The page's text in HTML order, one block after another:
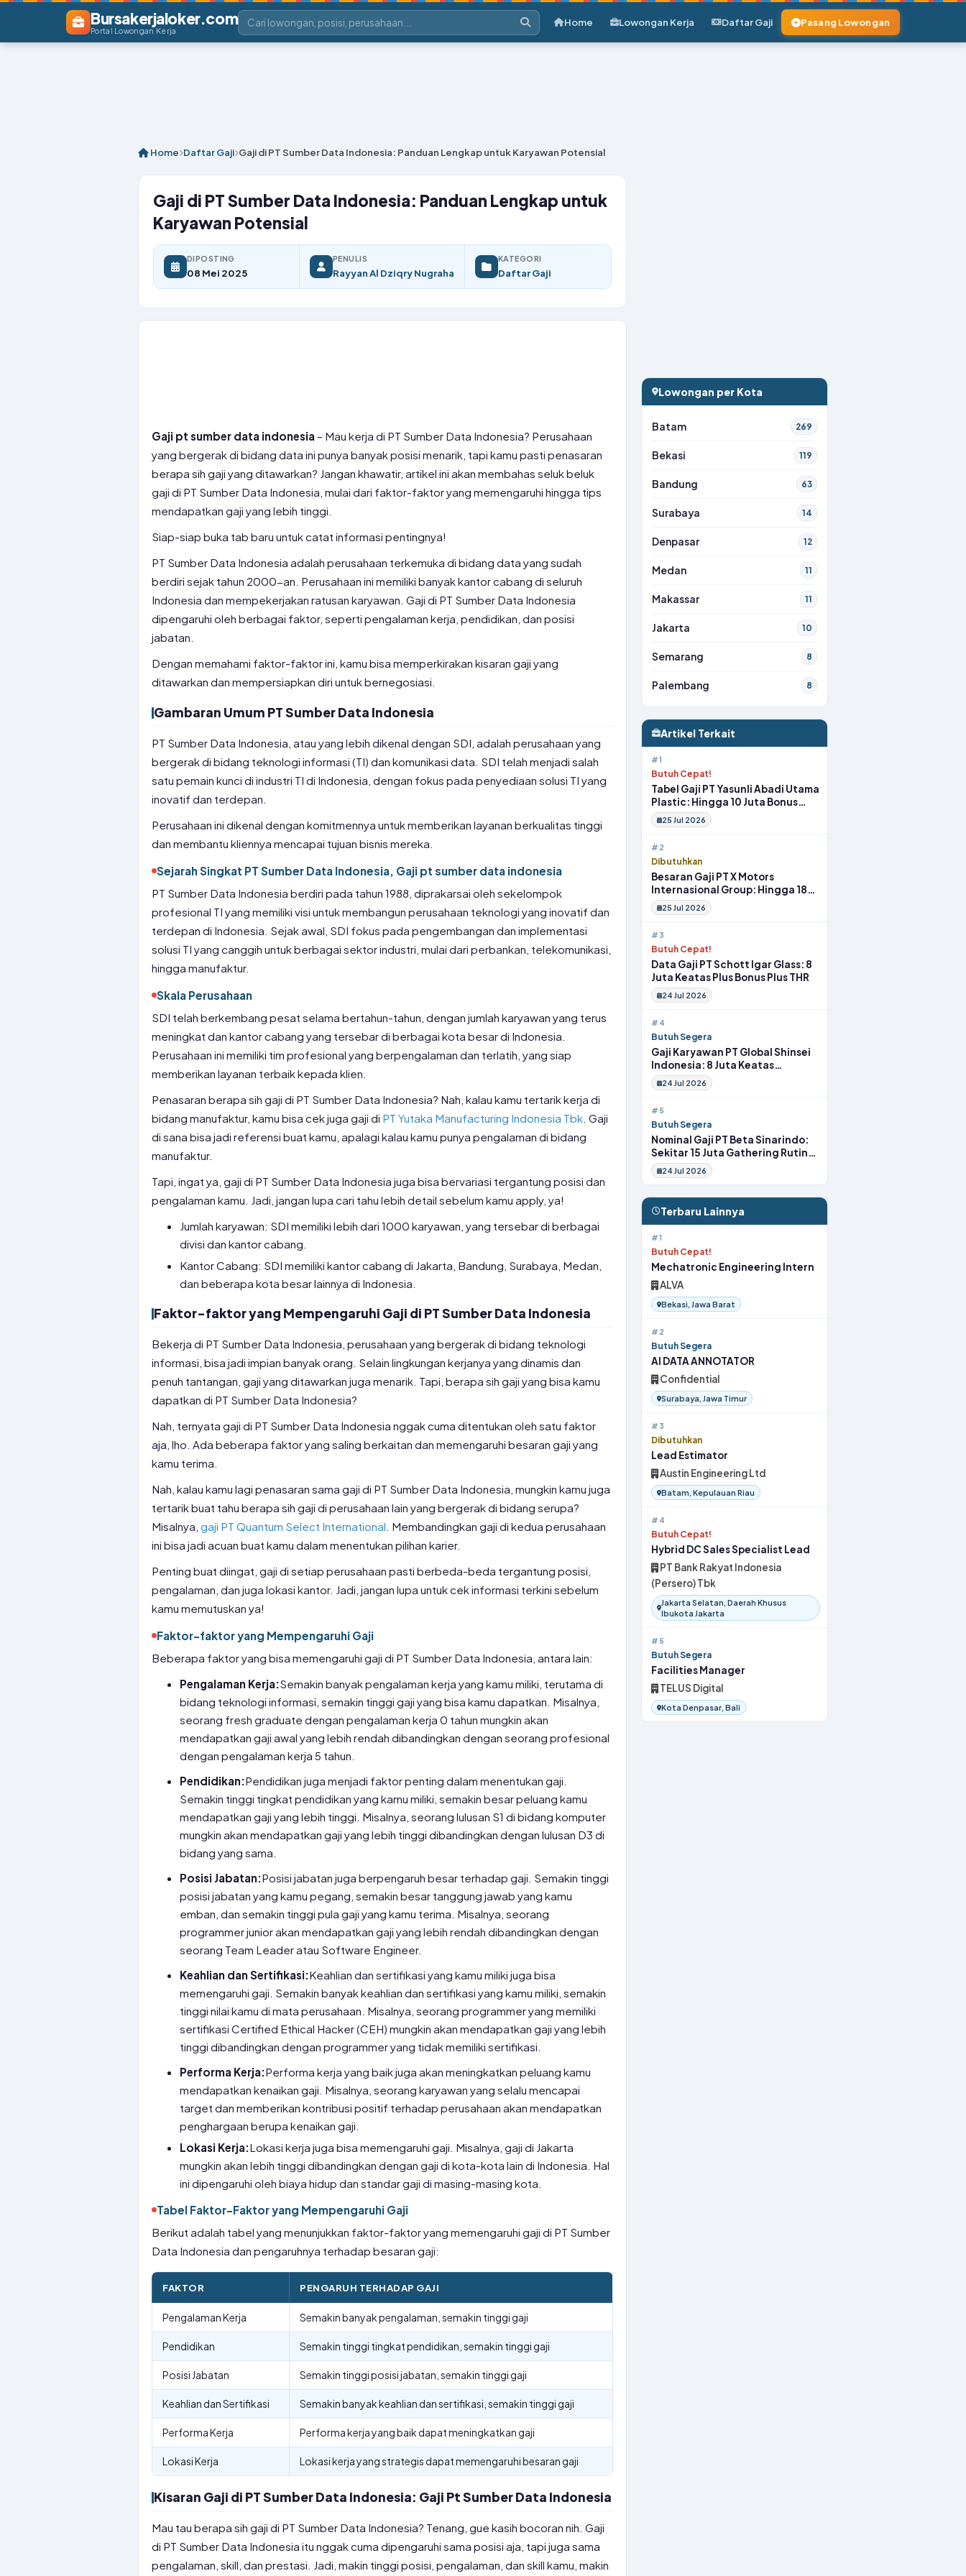
Bursakerjaloker.com
Portal Lowongan Kerja
Home Lowongan Kerja Daftar Gaji Pasang Lowongan
Home Daftar Gaji Gaji di PT Sumber Data Indonesia: Panduan Lengkap untuk Karyawan Potensial
Gaji di PT Sumber Data Indonesia: Panduan Lengkap untuk
Karyawan Potensial
DIPOSTING
08 Mei 2025
PENULIS
Rayyan Al Dziqry Nugraha
KATEGORI
Daftar Gaji
Gaji pt sumber data indonesia – Mau kerja di PT Sumber Data Indonesia? Perusahaan
yang bergerak di bidang data ini punya banyak posisi menarik, tapi kamu pasti penasaran
berapa sih gaji yang ditawarkan? Jangan khawatir, artikel ini akan membahas seluk beluk
gaji di PT Sumber Data Indonesia, mulai dari faktor-faktor yang memengaruhi hingga tips
mendapatkan gaji yang lebih tinggi.
Siap-siap buka tab baru untuk catat informasi pentingnya!
PT Sumber Data Indonesia adalah perusahaan terkemuka di bidang data yang sudah
berdiri sejak tahun 2000-an. Perusahaan ini memiliki banyak kantor cabang di seluruh
Indonesia dan mempekerjakan ratusan karyawan. Gaji di PT Sumber Data Indonesia
dipengaruhi oleh berbagai faktor, seperti pengalaman kerja, pendidikan, dan posisi
jabatan.
Dengan memahami faktor-faktor ini, kamu bisa memperkirakan kisaran gaji yang
ditawarkan dan mempersiapkan diri untuk bernegosiasi.
Gambaran Umum PT Sumber Data Indonesia
PT Sumber Data Indonesia, atau yang lebih dikenal dengan SDI, adalah perusahaan yang
bergerak di bidang teknologi informasi (TI) dan komunikasi data. SDI telah menjadi salah
satu pemain kunci di industri TI di Indonesia, dengan fokus pada penyediaan solusi TI yang
inovatif dan terdepan.
Perusahaan ini dikenal dengan komitmennya untuk memberikan layanan berkualitas tinggi
dan membantu kliennya mencapai tujuan bisnis mereka.
Sejarah Singkat PT Sumber Data Indonesia, Gaji pt sumber data indonesia
PT Sumber Data Indonesia berdiri pada tahun 1988, diprakarsai oleh sekelompok
profesional TI yang memiliki visi untuk membangun perusahaan teknologi yang inovatif dan
terdepan di Indonesia. Sejak awal, SDI fokus pada pengembangan dan implementasi
solusi TI yang canggih untuk berbagai sektor industri, mulai dari perbankan, telekomunikasi,
hingga manufaktur.
Skala Perusahaan
SDI telah berkembang pesat selama bertahun-tahun, dengan jumlah karyawan yang terus
meningkat dan kantor cabang yang tersebar di berbagai kota besar di Indonesia.
Perusahaan ini memiliki tim profesional yang berpengalaman dan terlatih, yang siap
memberikan layanan terbaik kepada klien.
Penasaran berapa sih gaji di PT Sumber Data Indonesia? Nah, kalau kamu tertarik kerja di
bidang manufaktur, kamu bisa cek juga gaji di PT Yutaka Manufacturing Indonesia Tbk . Gaji
di sana bisa jadi referensi buat kamu, apalagi kalau kamu punya pengalaman di bidang
manufaktur.
Tapi, ingat ya, gaji di PT Sumber Data Indonesia juga bisa bervariasi tergantung posisi dan
pengalaman kamu. Jadi, jangan lupa cari tahu lebih detail sebelum kamu apply, ya!
Jumlah karyawan: SDI memiliki lebih dari 1000 karyawan, yang tersebar di berbagai
divisi dan kantor cabang.
Kantor Cabang: SDI memiliki kantor cabang di Jakarta, Bandung, Surabaya, Medan,
dan beberapa kota besar lainnya di Indonesia.
Faktor-faktor yang Mempengaruhi Gaji di PT Sumber Data Indonesia
Bekerja di PT Sumber Data Indonesia, perusahaan yang bergerak di bidang teknologi
informasi, bisa jadi impian banyak orang. Selain lingkungan kerjanya yang dinamis dan
penuh tantangan, gaji yang ditawarkan juga menarik. Tapi, berapa sih gaji yang bisa kamu
dapatkan di PT Sumber Data Indonesia?
Nah, ternyata gaji di PT Sumber Data Indonesia nggak cuma ditentukan oleh satu faktor
aja, lho. Ada beberapa faktor yang saling berkaitan dan memengaruhi besaran gaji yang
kamu terima.
Nah, kalau kamu lagi penasaran sama gaji di PT Sumber Data Indonesia, mungkin kamu juga
tertarik buat tahu berapa sih gaji di perusahaan lain yang bergerak di bidang serupa?
Misalnya, gaji PT Quantum Select International . Membandingkan gaji di kedua perusahaan
ini bisa jadi acuan buat kamu dalam menentukan pilihan karier.
Penting buat diingat, gaji di setiap perusahaan pasti berbeda-beda tergantung posisi,
pengalaman, dan juga lokasi kantor. Jadi, jangan lupa untuk cek informasi terkini sebelum
kamu memutuskan ya!
Faktor-faktor yang Mempengaruhi Gaji
Beberapa faktor yang bisa memengaruhi gaji di PT Sumber Data Indonesia, antara lain:
Pengalaman Kerja:Semakin banyak pengalaman kerja yang kamu miliki, terutama di
bidang teknologi informasi, semakin tinggi gaji yang bisa kamu dapatkan. Misalnya,
seorang fresh graduate dengan pengalaman kerja 0 tahun mungkin akan
mendapatkan gaji awal yang lebih rendah dibandingkan dengan seorang profesional
dengan pengalaman kerja 5 tahun.
Pendidikan:Pendidikan juga menjadi faktor penting dalam menentukan gaji.
Semakin tinggi tingkat pendidikan yang kamu miliki, semakin besar peluang kamu
mendapatkan gaji yang lebih tinggi. Misalnya, seorang lulusan S1 di bidang komputer
mungkin akan mendapatkan gaji yang lebih tinggi dibandingkan dengan lulusan D3 di
bidang yang sama.
Posisi Jabatan:Posisi jabatan juga berpengaruh besar terhadap gaji. Semakin tinggi
posisi jabatan yang kamu pegang, semakin besar tanggung jawab yang kamu
emban, dan semakin tinggi pula gaji yang kamu terima. Misalnya, seorang
programmer junior akan mendapatkan gaji yang lebih rendah dibandingkan dengan
seorang Team Leader atau Software Engineer.
Keahlian dan Sertifikasi:Keahlian dan sertifikasi yang kamu miliki juga bisa
memengaruhi gaji. Semakin banyak keahlian dan sertifikasi yang kamu miliki, semakin
tinggi nilai kamu di mata perusahaan. Misalnya, seorang programmer yang memiliki
sertifikasi Certified Ethical Hacker (CEH) mungkin akan mendapatkan gaji yang lebih
tinggi dibandingkan dengan programmer yang tidak memiliki sertifikasi.
Performa Kerja:Performa kerja yang baik juga akan meningkatkan peluang kamu
mendapatkan kenaikan gaji. Misalnya, seorang karyawan yang selalu mencapai
target dan memberikan kontribusi positif terhadap perusahaan akan mendapatkan
penghargaan berupa kenaikan gaji.
Lokasi Kerja:Lokasi kerja juga bisa memengaruhi gaji. Misalnya, gaji di Jakarta
mungkin akan lebih tinggi dibandingkan dengan gaji di kota-kota lain di Indonesia. Hal
ini dipengaruhi oleh biaya hidup dan standar gaji di masing-masing kota.
Tabel Faktor-Faktor yang Mempengaruhi Gaji
Berikut adalah tabel yang menunjukkan faktor-faktor yang memengaruhi gaji di PT Sumber
Data Indonesia dan pengaruhnya terhadap besaran gaji:
FAKTOR PENGARUH TERHADAP GAJI
Pengalaman Kerja Semakin banyak pengalaman, semakin tinggi gaji
Pendidikan Semakin tinggi tingkat pendidikan, semakin tinggi gaji
Posisi Jabatan Semakin tinggi posisi jabatan, semakin tinggi gaji
Keahlian dan Sertifikasi Semakin banyak keahlian dan sertifikasi, semakin tinggi gaji
Performa Kerja Performa kerja yang baik dapat meningkatkan gaji
Lokasi Kerja Lokasi kerja yang strategis dapat memengaruhi besaran gaji
Kisaran Gaji di PT Sumber Data Indonesia: Gaji Pt Sumber Data Indonesia
Mau tau berapa sih gaji di PT Sumber Data Indonesia? Tenang, gue kasih bocoran nih. Gaji
di PT Sumber Data Indonesia itu nggak cuma dipengaruhi sama posisi aja, tapi juga sama
pengalaman, skill, dan prestasi. Jadi, makin tinggi posisi, pengalaman, dan skill kamu, makin
Lowongan per Kota
Batam 269
Bekasi 119
Bandung 63
Surabaya 14
Denpasar 12
Medan 11
Makassar 11
Jakarta 10
Semarang 8
Palembang 8
Artikel Terkait
#1
Butuh Cepat!
Tabel Gaji PT Yasunli Abadi Utama
Plastic: Hingga 10 Juta Bonus
Melimpah Lengkap Tunjangan
25 Jul 2026
#2
Dibutuhkan
Besaran Gaji PT X Motors
Internasional Group: Hingga 18
Juta Gym Membership Makan
Siang
25 Jul 2026
#3
Butuh Cepat!
Data Gaji PT Schott Igar Glass: 8
Juta Keatas Plus Bonus Plus THR
24 Jul 2026
#4
Butuh Segera
Gaji Karyawan PT Global Shinsei
Indonesia: 8 Juta Keatas
Tunjangan Komplit Uang
Transport
24 Jul 2026
#5
Butuh Segera
Nominal Gaji PT Beta Sinarindo:
Sekitar 15 Juta Gathering Rutin
Insentif Rutin
24 Jul 2026
Terbaru Lainnya
#1
Butuh Cepat!
Mechatronic Engineering Intern
ALVA
Bekasi, Jawa Barat
#2
Butuh Segera
AI DATA ANNOTATOR
Confidential
Surabaya, Jawa Timur
#3
Dibutuhkan
Lead Estimator
Austin Engineering Ltd
Batam, Kepulauan Riau
#4
Butuh Cepat!
Hybrid DC Sales Specialist Lead
PT Bank Rakyat Indonesia
(Persero) Tbk
Jakarta Selatan, Daerah Khusus
Ibukota Jakarta
#5
Butuh Segera
Facilities Manager
TELUS Digital
Kota Denpasar, Bali